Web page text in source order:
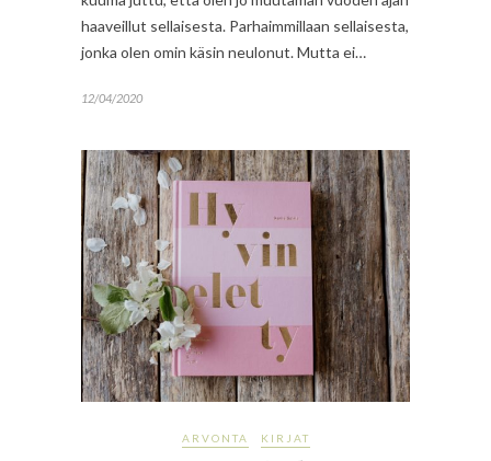
haaveillut sellaisesta. Parhaimmillaan sellaisesta,
jonka olen omin käsin neulonut. Mutta ei…
12/04/2020
ARVONTA KIRJAT